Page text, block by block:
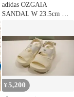
adidas OZGAIA
SANDAL W 23.5cm 新
¥5,200